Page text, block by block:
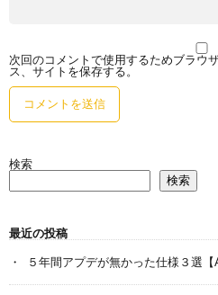
次回のコメントで使用するためブラウ
ス、サイトを保存する。
検索
検索
最近の投稿
５年間アプデが無かった仕様３選【